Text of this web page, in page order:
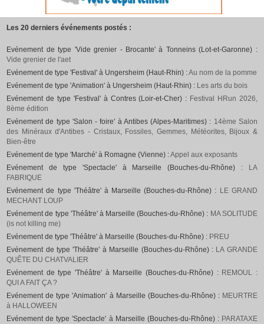
Les 20 derniers événements postés :
Evénement de type 'Vide grenier - Brocante' à Tonneins (Lot-et-Garonne) :
Vide grenier de l'aet
Evénement de type 'Festival' à Ungersheim (Haut-Rhin) :Au nom de la pomme
Evénement de type 'Animation' à Ungersheim (Haut-Rhin) : Les arts du bois
Evénement de type 'Festival' à Contres (Loir-et-Cher) : Festival HRun 2026,
8ème édition
Evénement de type 'Salon - foire' à Antibes (Alpes-Maritimes) : 14ème Salon
des Minéraux d'Antibes - Cristaux, Fossiles, Gemmes, Météorites, Bijoux &
Bien-être
Evénement de type 'Marché' à Romagne (Vienne) :Appel aux exposants
Evénement de type 'Spectacle' à Marseille (Bouches-du-Rhône) :
LA
FABRIQUE
Evénement de type 'Théâtre' à Marseille (Bouches-du-Rhône) : LE GRAND
MECHANT LOUP
Evénement de type 'Théâtre' à Marseille (Bouches-du-Rhône) : MA SOLITUDE
(is not killing me)
Evénement de type 'Théâtre' à Marseille (Bouches-du-Rhône) : PREU
Evénement de type 'Théâtre' à Marseille (Bouches-du-Rhône) : LA GRANDE
QUÊTE DU CHATVALIER
Evénement de type 'Théâtre' à Marseille (Bouches-du-Rhône) : REMOUL :
QUI A FAIT ÇA ?
Evénement de type 'Animation' à Marseille (Bouches-du-Rhône) : MEURTRE
à HALLOWEEN
Evénement de type 'Spectacle' à Marseille (Bouches-du-Rhône) : PARATAXE